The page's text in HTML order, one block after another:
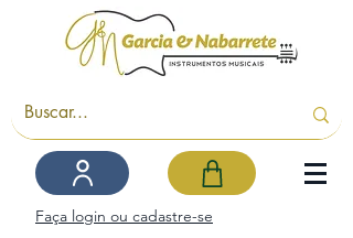
Faça login ou cadastre-se